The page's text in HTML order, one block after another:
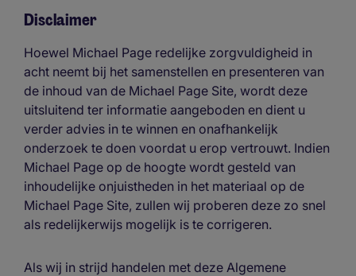
Disclaimer
Hoewel Michael Page redelijke zorgvuldigheid in
acht neemt bij het samenstellen en presenteren van
de inhoud van de Michael Page Site, wordt deze
uitsluitend ter informatie aangeboden en dient u
verder advies in te winnen en onafhankelijk
onderzoek te doen voordat u erop vertrouwt. Indien
Michael Page op de hoogte wordt gesteld van
inhoudelijke onjuistheden in het materiaal op de
Michael Page Site, zullen wij proberen deze zo snel
als redelijkerwijs mogelijk is te corrigeren.
Als wij in strijd handelen met deze Algemene